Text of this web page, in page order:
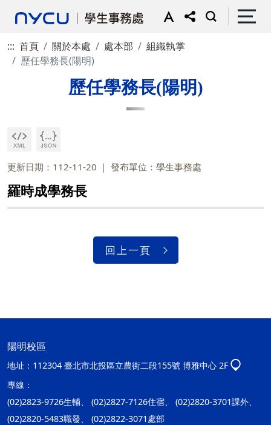
::: 首頁 關於本處 處本部
組織執掌
歷任學務長(陽明)
歷任學務長(陽明)
更新日期：112-11-20 發布單位：學生事務處
羅時成學務長
回上一頁
陽明校區
地址： 112304 臺北市北投區立農街二段155號 博雅中心 2F
專線：
(02)2823-9726生輔、 (02)2827-7126住宿、 (02)2820-3701課外、
(02)2820-5483職發、 (02)2822-3071處部